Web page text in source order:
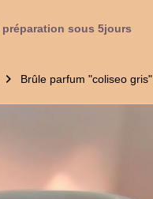
préparation sous 5jours
Brûle parfum "coliseo gris"